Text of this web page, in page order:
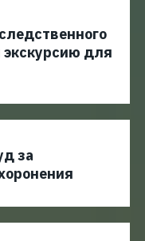
экскурсию для
за